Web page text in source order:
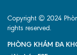
Copyright © 2024
rights reserved.
PHÒNG KHÁM ĐA